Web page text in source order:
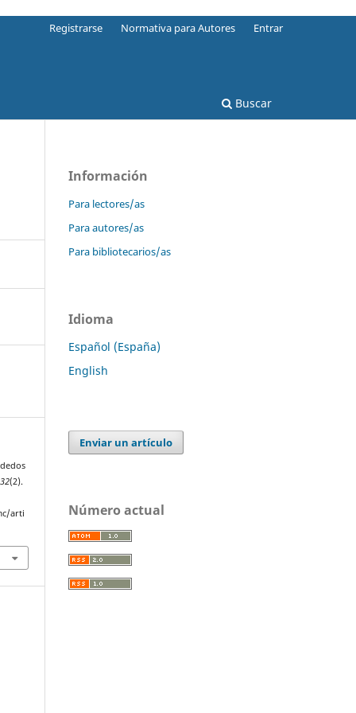
Buscar
Registrarse Normativa para Autores Entrar
(2).
arti
Información
Para lectores/as
Para autores/as
Para bibliotecarios/as
Idioma
Español (España)
English
Enviar un artículo
Número actual